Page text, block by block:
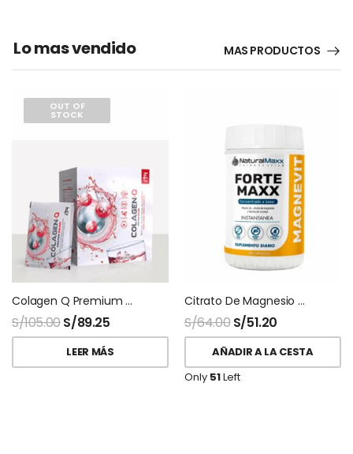
Lo mas vendido MAS PRODUCTOS
OUT OF
STOCK
Colagen Q Premium Q10 Teoma 30 Sobres
S/105.00S/89.25
LEER MÁS
Citrato De Magnesio Magnevit 200gr Naturalmaxx
S/64.00 S/51.20
AÑADIR A LA CESTA
Only 51Left